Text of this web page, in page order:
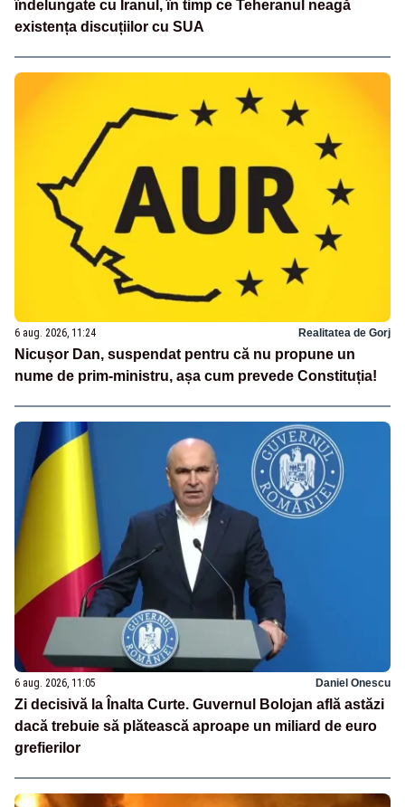
îndelungate cu Iranul, în timp ce Teheranul neagă
existența discuțiilor cu SUA
6 aug. 2026, 11:24 Realitatea de Gorj
Nicușor Dan, suspendat pentru că nu propune un
nume de prim-ministru, așa cum prevede Constituția!
6 aug. 2026, 11:05 Daniel Onescu
Zi decisivă la Înalta Curte. Guvernul Bolojan află astăzi
dacă trebuie să plătească aproape un miliard de euro
grefierilor